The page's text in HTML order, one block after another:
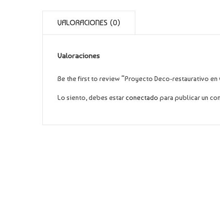
VALORACIONES (0)
Valoraciones
Be the first to review “Proyecto Deco-restaurativo en
Lo siento, debes estarconectado para publicar un